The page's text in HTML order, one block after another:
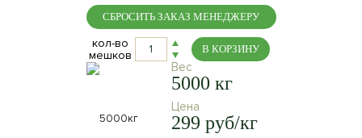
СБРОСИТЬ ЗАКАЗ МЕНЕДЖЕРУ
кол-во
мешков
В КОРЗИНУ
Вес
5000 кг
Цена
299 руб/кг